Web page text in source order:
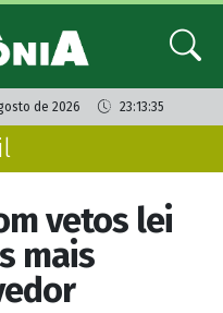
de 2026 23:13:35
vetos lei
mais